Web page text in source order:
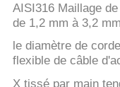
AISI316 Maillage
de 1,2 mm à 3,2 mm
le diamètre de
flexible de câble
X tissé par main